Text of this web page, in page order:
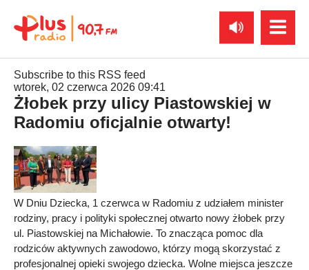
Subscribe to this RSS feed
wtorek, 02 czerwca 2026 09:41
Żłobek przy ulicy Piastowskiej w
Radomiu oficjalnie otwarty!
W Dniu Dziecka, 1 czerwca w Radomiu z udziałem minister
rodziny, pracy i polityki społecznej otwarto nowy żłobek przy
ul. Piastowskiej na Michałowie. To znacząca pomoc dla
rodziców aktywnych zawodowo, którzy mogą skorzystać z
profesjonalnej opieki swojego dziecka. Wolne miejsca jeszcze